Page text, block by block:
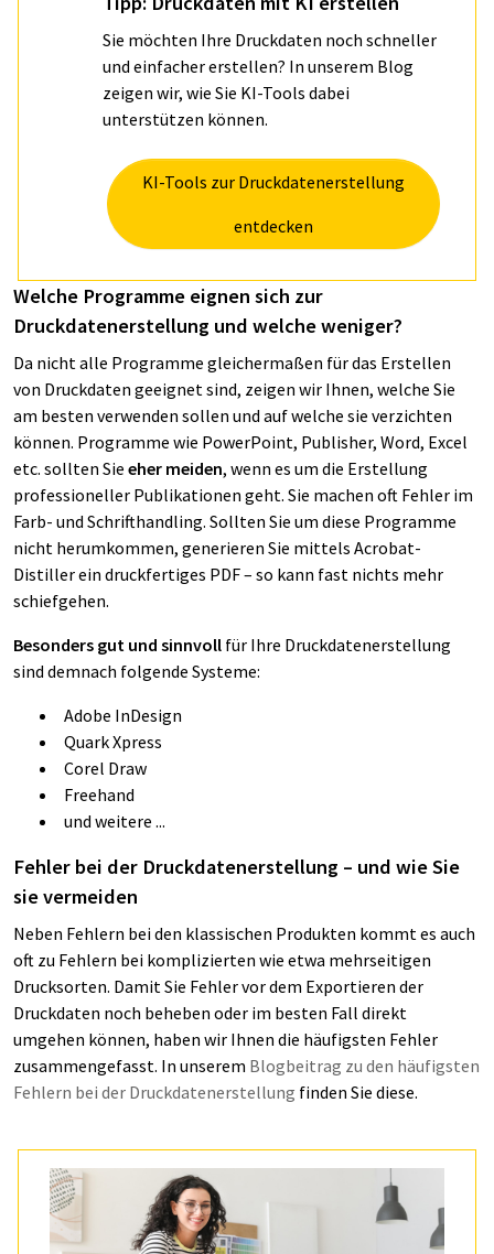
Sie möchten Ihre Druckdaten noch schneller
und einfacher erstellen? In unserem Blog
zeigen wir, wie Sie KI-Tools dabei
unterstützen können.
KI-Tools zur Druckdatenerstellung
entdecken
Welche Programme eignen sich zur
Druckdatenerstellung und welche weniger?
Da nicht alle Programme gleichermaßen für das Erstellen
von Druckdaten geeignet sind, zeigen wir Ihnen, welche Sie
am besten verwenden sollen und auf welche sie verzichten
können. Programme wie PowerPoint, Publisher, Word, Excel
etc. sollten Sie eher meiden, wenn es um die Erstellung
professioneller Publikationen geht. Sie machen oft Fehler im
Farb- und Schrifthandling. Sollten Sie um diese Programme
nicht herumkommen, generieren Sie mittels Acrobat-
Distiller ein druckfertiges PDF – so kann fast nichts mehr
schiefgehen.
Besonders gut und sinnvoll für Ihre Druckdatenerstellung
sind demnach folgende Systeme:
Adobe InDesign
Quark Xpress
Corel Draw
Freehand
und weitere ...
Fehler bei der Druckdatenerstellung – und wie Sie
sie vermeiden
Neben Fehlern bei den klassischen Produkten kommt es auch
oft zu Fehlern bei komplizierten wie etwa mehrseitigen
Drucksorten. Damit Sie Fehler vor dem Exportieren der
Druckdaten noch beheben oder im besten Fall direkt
umgehen können, haben wir Ihnen die häufigsten Fehler
zusammengefasst. In unserem Blogbeitrag zu den häufigsten
Fehlern bei der Druckdatenerstellung finden Sie diese.